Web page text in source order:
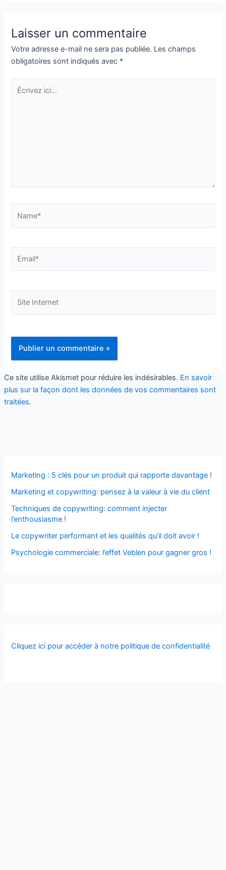
Laisser un commentaire
Votre adresse e-mail ne sera pas publiée. Les champs
obligatoires sont indiqués avec *
Écrivez
Internet
Ce site utilise Akismet pour réduire les indésirables. En savoir
plus sur la façon dont les données de vos commentaires sont
traitées.
Marketing : 5 clés pour un produit qui rapporte davantage !
Marketing et copywriting: pensez à la valeur à vie du client
Techniques de copywriting: comment injecter
l’enthousiasme !
Le copywriter performant et les qualités qu’il doit avoir !
Psychologie commerciale: l’effet Veblen pour gagner gros !
Cliquez ici pour accéder à notre politique de confidentialité